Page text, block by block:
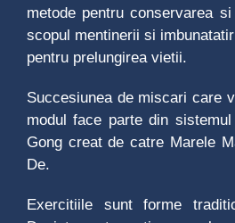
metode pentru conservarea
scopul mentinerii si
pentru prelungirea vietii.
Succesiunea de miscari care
modul face parte din
Gong creat de catre Marele
De.
Exercitiile sunt forme